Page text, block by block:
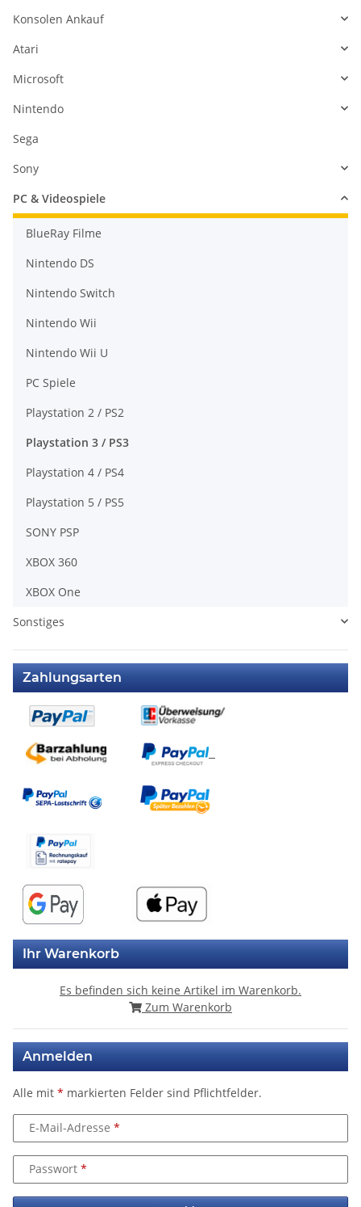
Konsolen Ankauf
Atari
Microsoft
Nintendo
Sega
Sony
PC & Videospiele
BlueRay Filme
Nintendo DS
Nintendo Switch
Nintendo Wii
Nintendo Wii U
PC Spiele
Playstation 2 / PS2
Playstation 3 / PS3
Playstation 4 / PS4
Playstation 5 / PS5
SONY PSP
XBOX 360
XBOX One
Sonstiges
Zahlungsarten
Ihr Warenkorb
Es befinden sich keine Artikel im Warenkorb.
Zum Warenkorb
Anmelden
Alle mit * markierten Felder sind Pflichtfelder.
E-Mail-Adresse
Passwort